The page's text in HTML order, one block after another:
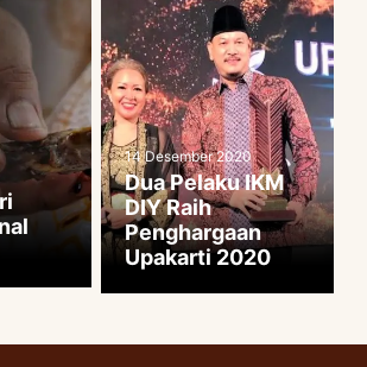
14 Desember 2020
Dua Pelaku IKM
DIY Raih
Penghargaan
Upakarti 2020